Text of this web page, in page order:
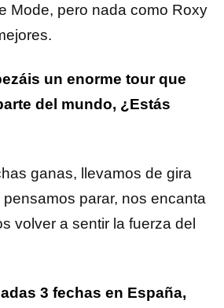
Mode, pero nada como Roxy
un enorme tour que
del mundo, ¿Estás
ganas, llevamos de gira
parar, nos encanta
volver a sentir la fuerza del
3 fechas en España,